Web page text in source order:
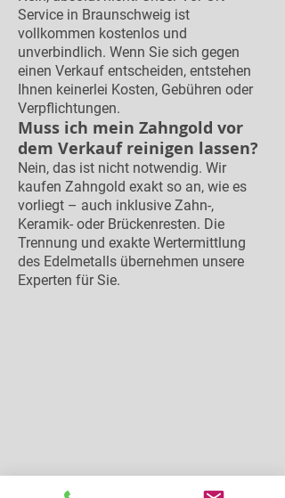
Service in Braunschweig ist
vollkommen kostenlos und
unverbindlich. Wenn Sie sich gegen
einen Verkauf entscheiden, entstehen
Ihnen keinerlei Kosten, Gebühren oder
Verpflichtungen.
Muss ich mein Zahngold vor
dem Verkauf reinigen lassen?
Nein, das ist nicht notwendig. Wir
kaufen Zahngold exakt so an, wie es
vorliegt – auch inklusive Zahn-,
Keramik- oder Brückenresten. Die
Trennung und exakte Wertermittlung
des Edelmetalls übernehmen unsere
Experten für Sie.